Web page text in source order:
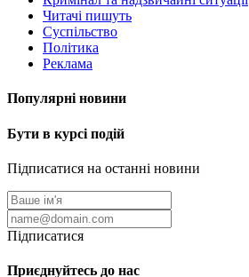
Читачі пишуть
Суспільство
Політика
Реклама
Популярні новини
Бути в курсі подій
Підписатися на останні новини
Підписатися
Приєднуйтесь до нас